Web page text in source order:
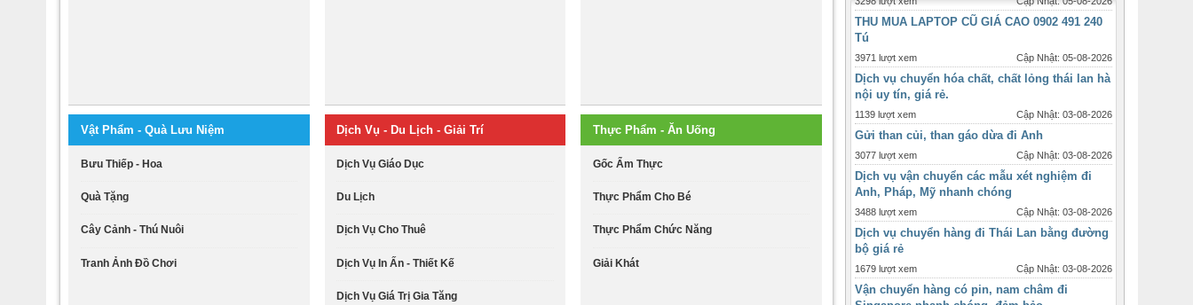
Vật Phẩm - Quà Lưu Niệm
Bưu Thiếp - Hoa
Quà Tặng
Cây Cảnh - Thú Nuôi
Tranh Ảnh Đồ Chơi
Dịch Vụ - Du Lịch - Giải Trí
Dịch Vụ Giáo Dục
Du Lịch
Dịch Vụ Cho Thuê
Dịch Vụ In Ấn - Thiết Kế
Dịch Vụ Giá Trị Gia Tăng
Thực Phẩm - Ăn Uống
Gốc Ẩm Thực
Thực Phẩm Cho Bé
Thực Phẩm Chức Năng
Giải Khát
THU MUA LAPTOP CŨ GIÁ CAO 0902 491 240
Tú
Dịch vụ chuyển hóa chất, chất lỏng thái lan hà
nội uy tín, giá rẻ.
Gửi than củi, than gáo dừa đi Anh
Dịch vụ vận chuyển các mẫu xét nghiệm đi
Anh, Pháp, Mỹ nhanh chóng
Dịch vụ chuyển hàng đi Thái Lan bằng đường
bộ giá rẻ
Vận chuyển hàng có pin, nam châm đi
Singapore nhanh chóng, đảm bảo